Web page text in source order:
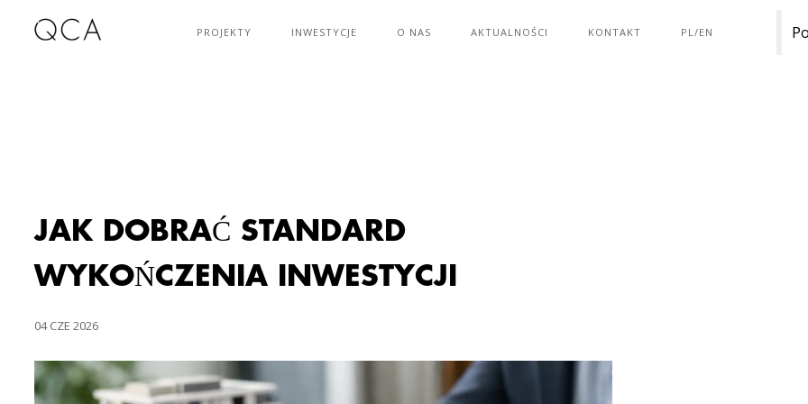
PROJEKTY INWESTYCJE O NAS AKTUALNOŚCI KONTAKT PL/EN
JAK DOBRAĆ STANDARD
WYKOŃCZENIA INWESTYCJI
04 CZE 2026